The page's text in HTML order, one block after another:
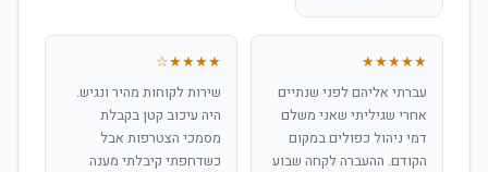
★★★★★
עברתי אליהם לפני שנתיים
אחרי שגיליתי שאני משלם
דמי ניהול כפולים במקום
הקודם. ההעברה לקחה שבוע
★★★★☆
שירות לקוחות מהיר ונגיש.
היה עיכוב קטן בקבלת
מסמכי הצטרפות אבל
כשדחפתי קיבלתי מענה